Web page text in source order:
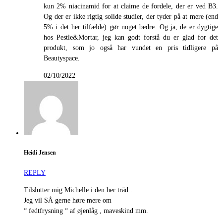
kun 2% niacinamid for at claime de fordele, der er ved B3.
Og der er ikke rigtig solide studier, der tyder på at mere (end
5% i det her tilfælde) gør noget bedre. Og ja, de er dygtige
hos Pestle&Mortar, jeg kan godt forstå du er glad for det
produkt, som jo også har vundet en pris tidligere på
Beautyspace.
02/10/2022
Heidi Jensen
REPLY
Tilslutter mig Michelle i den her tråd .
Jeg vil SÅ gerne høre mere om
“ fedtfrysning “ af øjenlåg , maveskind mm.